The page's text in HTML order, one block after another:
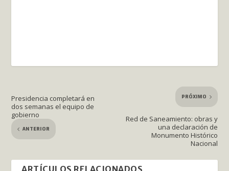
Presidencia completará en
dos semanas el equipo de
gobierno
ANTERIOR
PRÓXIMO
Red de Saneamiento: obras y
una declaración de
Monumento Histórico
Nacional
ARTÍCULOS RELACIONADOS